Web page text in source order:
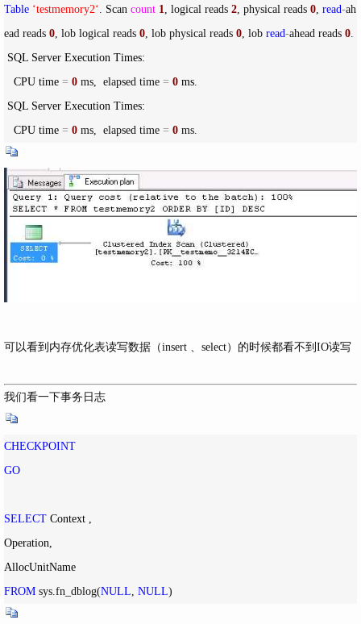
Table ‘testmemory2‘. Scan count 1, logical reads 2, physical reads 0, read-ah
ead reads 0, lob logical reads 0, lob physical reads 0, lob read-ahead reads 0.
   CPU time
= 0 ms,  elapsed time = 0 ms.
   CPU time
= 0 ms,  elapsed time = 0 ms.
可以看到内存优化表读写数据（insert 、select）的时候都看不到IO读写
我们看一下事务日志
CHECKPOINT
GO
SELECT Context ,
Operation,
FROM sys.fn_dblog(NULL NULL)